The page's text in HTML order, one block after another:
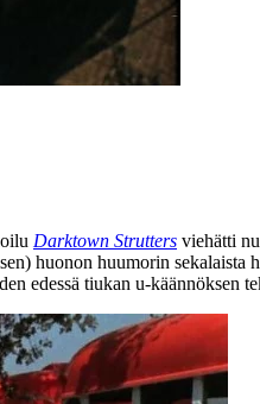
Darktown Strutters viehätti
huonon huumorin sekalaista
edessä tiukan u‑käännöksen